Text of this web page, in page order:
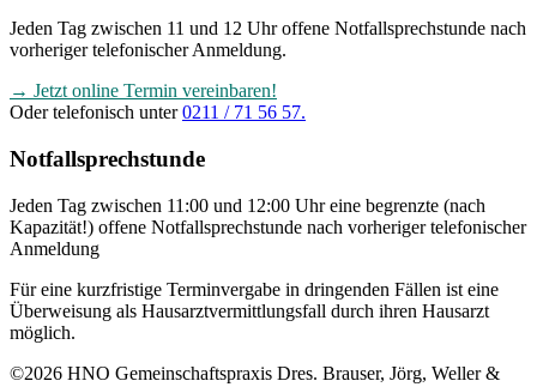
Jeden Tag zwischen 11 und 12 Uhr offene Notfallsprechstunde nach
vorheriger telefonischer Anmeldung.
→ Jetzt online Termin vereinbaren!
Oder telefonisch unter0211 / 71 56 57.
Notfallsprechstunde
Jeden Tag zwischen 11:00 und 12:00 Uhr eine begrenzte (nach
Kapazität!) offene Notfallsprechstunde nach vorheriger telefonischer
Anmeldung
Für eine kurzfristige Terminvergabe in dringenden Fällen ist eine
Überweisung als Hausarztvermittlungsfall durch ihren Hausarzt
möglich.
©2026 HNO Gemeinschaftspraxis Dres. Brauser, Jörg, Weller &